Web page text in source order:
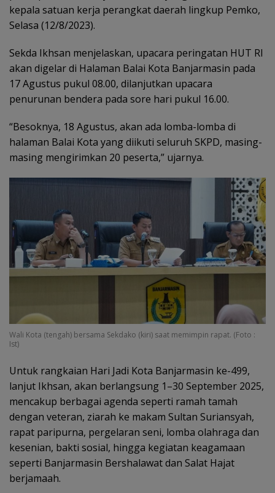
kepala satuan kerja perangkat daerah lingkup Pemko,
Selasa (12/8/2023).
Sekda Ikhsan menjelaskan, upacara peringatan HUT RI
akan digelar di Halaman Balai Kota Banjarmasin pada
17 Agustus pukul 08.00, dilanjutkan upacara
penurunan bendera pada sore hari pukul 16.00.
“Besoknya, 18 Agustus, akan ada lomba-lomba di
halaman Balai Kota yang diikuti seluruh SKPD, masing-
masing mengirimkan 20 peserta,” ujarnya.
Wali Kota (tengah) bersama Sekdako (kiri) saat memimpin rapat. (Foto :
Ist)
Untuk rangkaian Hari Jadi Kota Banjarmasin ke-499,
lanjut Ikhsan, akan berlangsung 1–30 September 2025,
mencakup berbagai agenda seperti ramah tamah
dengan veteran, ziarah ke makam Sultan Suriansyah,
rapat paripurna, pergelaran seni, lomba olahraga dan
kesenian, bakti sosial, hingga kegiatan keagamaan
seperti Banjarmasin Bershalawat dan Salat Hajat
berjamaah.